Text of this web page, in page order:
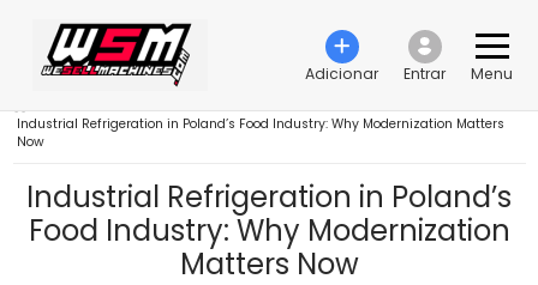
Adicionar Entrar Menu
Industrial Refrigeration in Poland’s Food Industry: Why Modernization Matters
Now
Industrial Refrigeration in Poland’s
Food Industry: Why Modernization
Matters Now